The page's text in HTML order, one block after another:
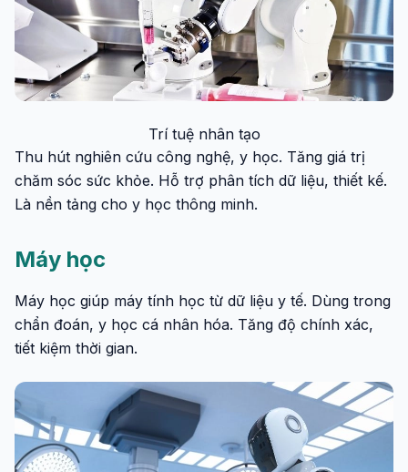
Trí tuệ nhân tạo
Thu hút nghiên cứu công nghệ, y học. Tăng giá trị
chăm sóc sức khỏe. Hỗ trợ phân tích dữ liệu, thiết kế.
Là nền tảng cho y học thông minh.
Máy học
Máy học giúp máy tính học từ dữ liệu y tế. Dùng trong
chẩn đoán, y học cá nhân hóa. Tăng độ chính xác,
tiết kiệm thời gian.